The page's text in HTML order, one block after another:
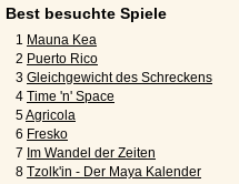
Best besuchte Spiele
1 Mauna Kea
2 Puerto Rico
3 Gleichgewicht des Schreckens
4 Time 'n' Space
5Agricola
6 Fresko
7 Im Wandel der Zeiten
8 Tzolk'in - Der Maya Kalender